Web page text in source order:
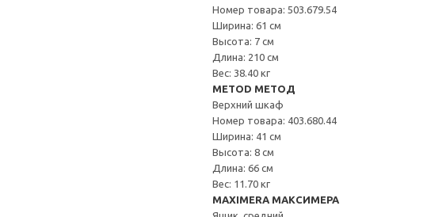
Номер товара: 503.679.54
Ширина: 61 см
Высота: 7 см
Длина: 210 см
Вес: 38.40 кг
METOD МЕТОД
Верхний шкаф
Номер товара: 403.680.44
Ширина: 41 см
Высота: 8 см
Длина: 66 см
Вес: 11.70 кг
MAXIMERA МАКСИМЕРА